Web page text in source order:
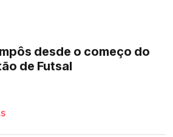
desde o começo do
de Futsal